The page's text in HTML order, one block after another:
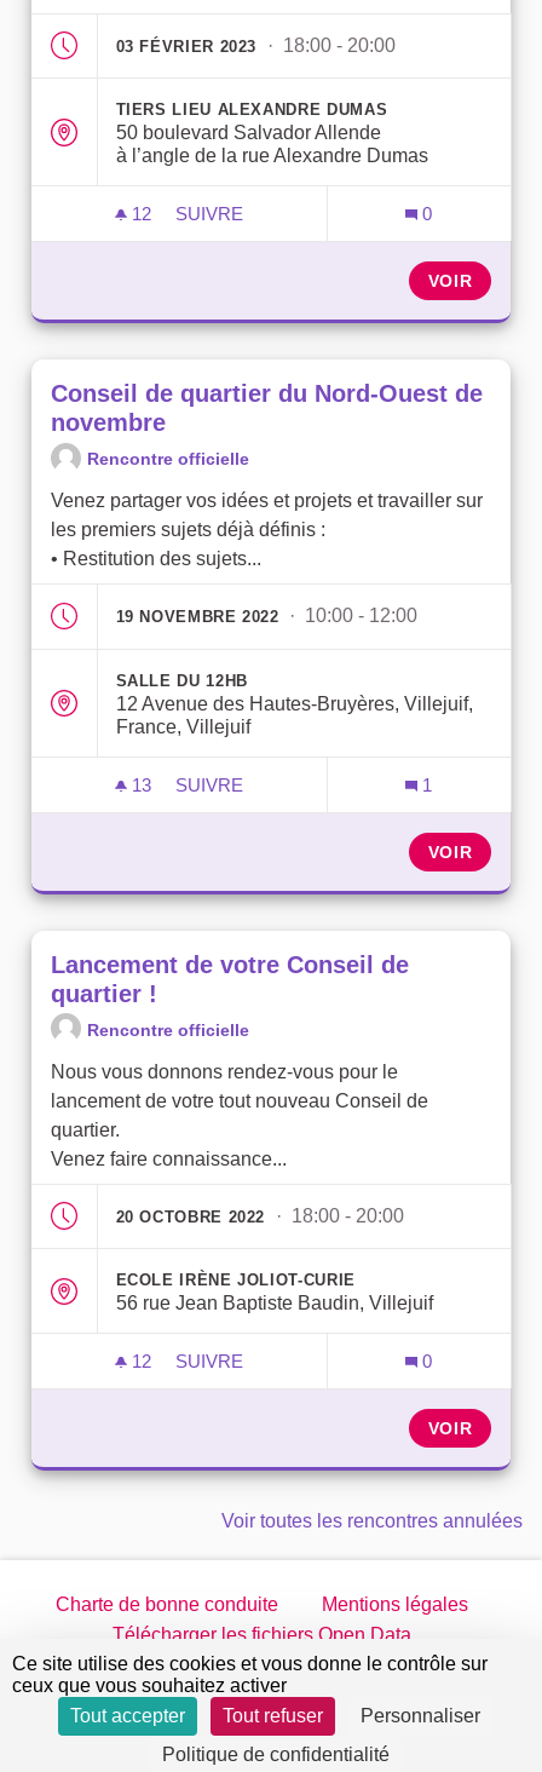
03 FÉVRIER 2023 · 18:00 - 20:00
TIERS LIEU ALEXANDRE DUMAS
50 boulevard Salvador Allende
à l’angle de la rue Alexandre Dumas
12 12 ABONNÉS
SUIVRE
0
VOIR
Conseil de quartier du Nord-Ouest de
novembre
Rencontre officielle
Venez partager vos idées et projets et travailler sur
les premiers sujets déjà définis :
• Restitution des sujets...
19 NOVEMBRE 2022 · 10:00 - 12:00
SALLE DU 12HB
12 Avenue des Hautes-Bruyères, Villejuif,
France, Villejuif
13 13 ABONNÉS
SUIVRE
1
VOIR
Lancement de votre Conseil de
quartier !
Rencontre officielle
Nous vous donnons rendez-vous pour le
lancement de votre tout nouveau Conseil de
quartier.
Venez faire connaissance...
20 OCTOBRE 2022 · 18:00 - 20:00
ECOLE IRÈNE JOLIOT-CURIE
56 rue Jean Baptiste Baudin, Villejuif
12 12 ABONNÉS
SUIVRE
0
VOIR
Voir toutes les rencontres annulées
Charte de bonne conduite
Mentions légales
Télécharger les fichiers Open Data
jeparticipe.villejuif.fr sur Twitter
jeparticipe.villejuif.fr sur Facebook
jeparticipe.villejuif.fr sur
jeparticipe.villejuif.fr sur
Site réalisé par
Open Source Politics
(Lien externe)
libre Decidim
.
Ce site utilise des cookies et vous donne le contrôle sur
ceux que vous souhaitez activer
Tout accepter
Tout refuser
Personnaliser
Politique de confidentialité